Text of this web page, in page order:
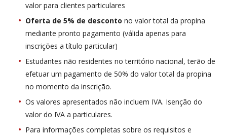
valor para clientes particulares
Oferta de 5% de desconto no valor total da propina
mediante pronto pagamento (válida apenas para
inscrições a título particular)
Estudantes não residentes no território nacional, terão de
efetuar um pagamento de 50% do valor total da propina
no momento da inscrição.
Os valores apresentados não incluem IVA. Isenção do
valor do IVA a particulares.
Para informações completas sobre os requisitos e